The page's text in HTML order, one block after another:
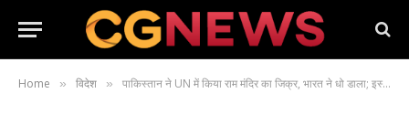
Home » विदेश » पाकिस्तान ने UN में किया राम मंदिर का जिक्र, भारत ने धो डाला; इस्लाम पर पाठ भी पढ़ाया…